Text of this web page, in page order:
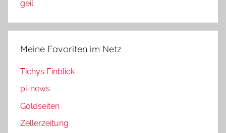
geil
Meine Favoriten im Netz
Tichys Einblick
pi-news
Goldseiten
Zellerzeitung